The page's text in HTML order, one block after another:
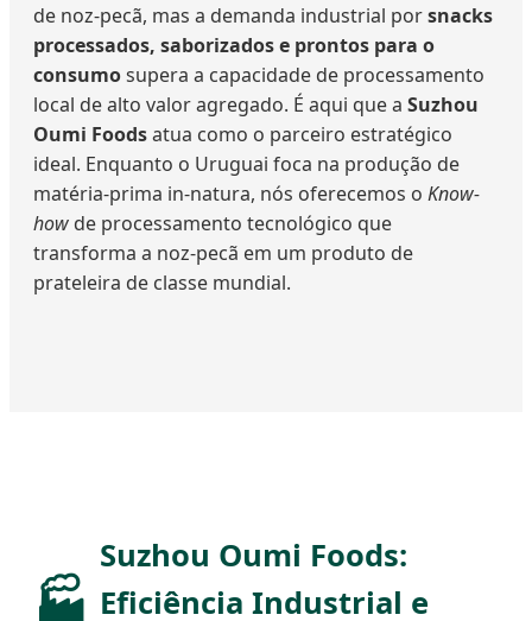
de noz-pecã, mas a demanda industrial porsnacks
processados, saborizados e prontos para o
consumosupera a capacidade de processamento
local de alto valor agregado. É aqui que a Suzhou
Oumi Foodsatua como o parceiro estratégico
ideal. Enquanto o Uruguai foca na produção de
matéria-prima in-natura, nós oferecemos o Know-
how de processamento tecnológico que
transforma a noz-pecã em um produto de
prateleira de classe mundial.
Suzhou Oumi Foods:
Eficiência Industrial e